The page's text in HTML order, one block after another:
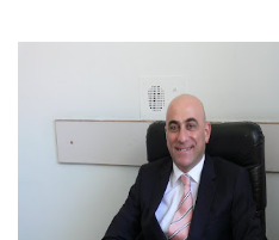
üzerine